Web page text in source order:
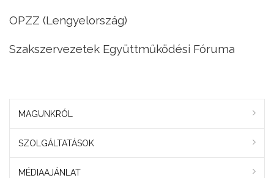
OPZZ (Lengyelország)
Szakszervezetek Együttműködési Fóruma
MAGUNKRÓL
SZOLGÁLTATÁSOK
MÉDIAAJÁNLAT